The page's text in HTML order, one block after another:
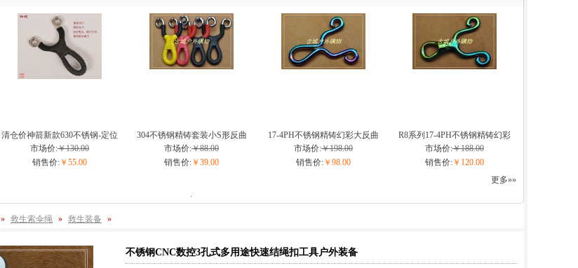
清仓价神箭新款630不锈钢-定位
槽玲珑弹弓
市场价:￥130.00
销售价: ￥55.00
304不锈钢精铸套装小S形反曲
弹弓
市场价:￥88.00
销售价: ￥39.00
17-4PH不锈钢精铸幻彩大反曲
弹弓
市场价:￥198.00
销售价:￥98.00
R8系列17-4PH不锈钢精铸幻彩
弹弓
市场价:￥188.00
销售价:￥120.00
更多»»
.
» 救生索伞绳 » 救生装备 »
不锈钢CNC数控3孔式多用途快速结绳扣工具户外装备